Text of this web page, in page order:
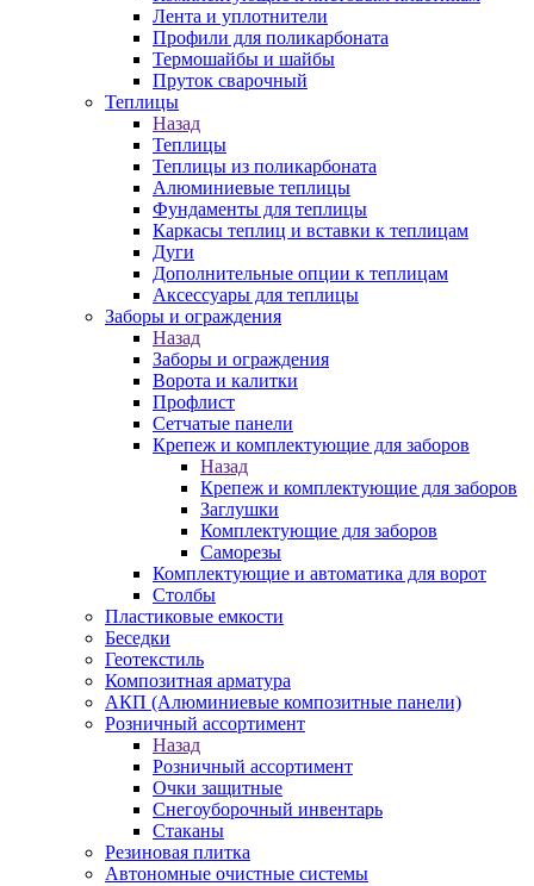
Лента и уплотнители
Профили для поликарбоната
Термошайбы и шайбы
Пруток сварочный
Теплицы
Назад
Теплицы
Теплицы из поликарбоната
Алюминиевые теплицы
Фундаменты для теплицы
Каркасы теплиц и вставки к теплицам
Дуги
Дополнительные опции к теплицам
Аксессуары для теплицы
Заборы и ограждения
Назад
Заборы и ограждения
Ворота и калитки
Профлист
Сетчатые панели
Крепеж и комплектующие для заборов
Назад
Крепеж и комплектующие для заборов
Заглушки
Комплектующие для заборов
Саморезы
Комплектующие и автоматика для ворот
Столбы
Пластиковые емкости
Беседки
Геотекстиль
Композитная арматура
АКП (Алюминиевые композитные панели)
Розничный ассортимент
Назад
Розничный ассортимент
Очки защитные
Снегоуборочный инвентарь
Стаканы
Резиновая плитка
Автономные очистные системы